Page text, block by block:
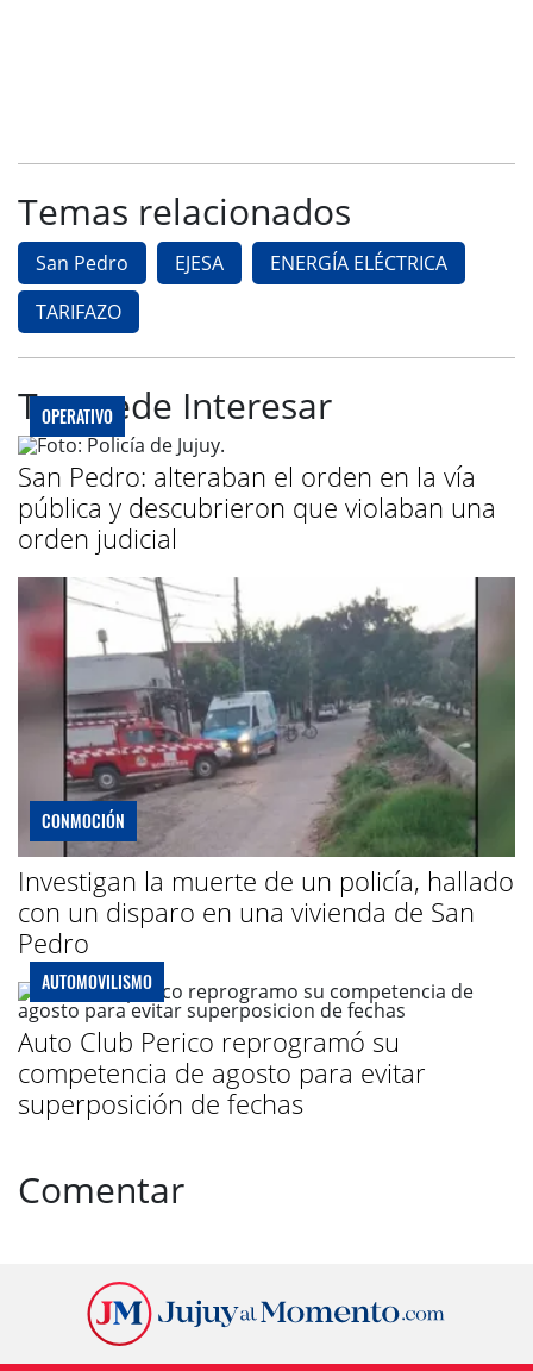
Temas relacionados
San Pedro EJESA
ENERGÍA ELÉCTRICA
TARIFAZO
Te puede Interesar
OPERATIVO
San Pedro: alteraban el orden en la vía
pública y descubrieron que violaban una
orden judicial
CONMOCIÓN
Investigan la muerte de un policía, hallado
con un disparo en una vivienda de San
Pedro
AUTOMOVILISMO
Auto Club Perico reprogramó su
competencia de agosto para evitar
superposición de fechas
Comentar